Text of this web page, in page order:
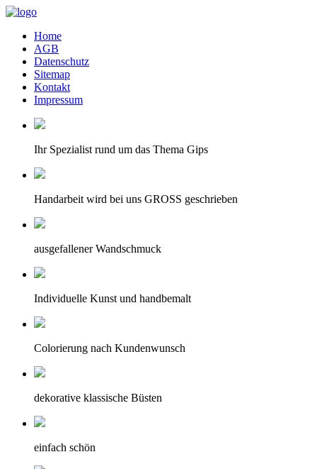
Home
AGB
Datenschutz
Sitemap
Kontakt
Impressum
Ihr Spezialist rund um das Thema Gips
Handarbeit wird bei uns GROSS geschrieben
ausgefallener Wandschmuck
Individuelle Kunst und handbemalt
Colorierung nach Kundenwunsch
dekorative klassische Büsten
einfach schön